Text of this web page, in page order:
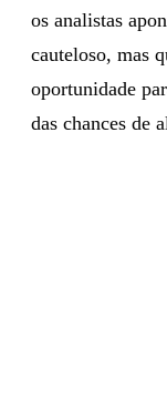
os analistas
cauteloso, mas
oportunidade
das chances de